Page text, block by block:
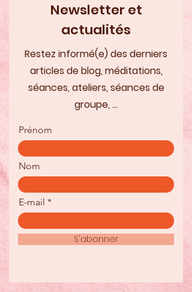
Newsletter et
actualités
Restez informé(e) des derniers
articles de blog, méditations,
séances, ateliers, séances de
groupe, ...
Prénom
Nom
E-mail
S'abonner